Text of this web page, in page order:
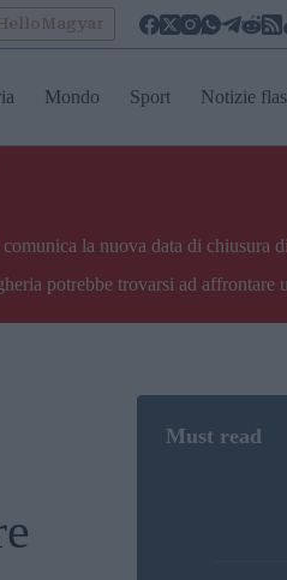
Mondo Sport Notizie
la nuova data di chiusura
potrebbe trovarsi ad affrontare